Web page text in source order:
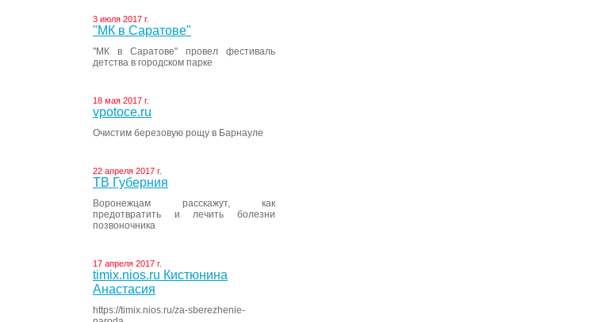
3 июля 2017 г.
"МК в Саратове"
"МК в Саратове" провел фестиваль
детства в городском парке
18 мая 2017 г.
vpotoce.ru
Очистим березовую рощу в Барнауле
22 апреля 2017 г.
ТВ Губерния
Воронежцам расскажут, как
предотвратить и лечить болезни
позвоночника
17 апреля 2017 г.
timix.nios.ru Кистюнина
Анастасия
https://timix.nios.ru/za-sberezhenie-